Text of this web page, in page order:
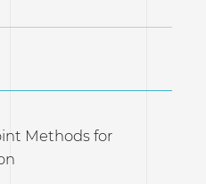
Methods for